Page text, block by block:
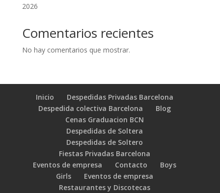
2026
Comentarios recientes
No hay comentarios que mostrar.
Inicio
Despedidas Privadas Barcelona
Despedida colectiva Barcelona
Blog
Cenas Graduacion BCN
Despedidas de Soltera
Despedidas de Soltero
Fiestas Privadas Barcelona
Eventos de empresa
Contacto
Boys
Girls
Eventos de empresa
Restaurantes y Discotecas